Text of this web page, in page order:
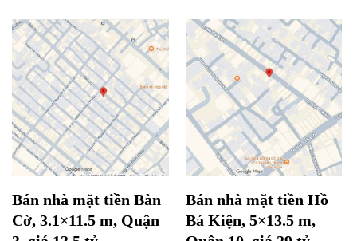
Bán nhà mặt tiền Bàn
Cờ, 3.1×11.5 m, Quận
Bán nhà mặt tiền Hồ
Bá Kiện, 5×13.5 m,